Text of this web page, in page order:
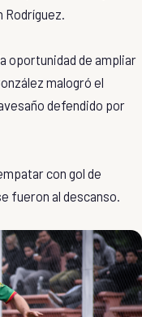
oportunidad de ampliar
malogró el
defendido por
con gol de
fueron al descanso.